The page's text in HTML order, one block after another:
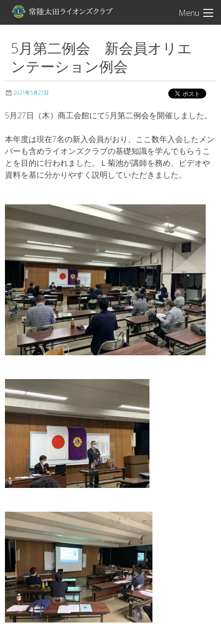
Menu
常陸太田ライオン
5月第二例会 新会員オリエ
ンテーション例会
2021年5月27日
5月27日（木）商工会館にて5月第二例会を開催しました。
本年度は現在7名の新入会員がおり、ここ数年入会したメン
バーも含めライオンズクラブの基礎知識を学んでもらうこ
とを目的に行われました。Ｌ菊池が講師を務め、ビデオや
資料を基に分かりやすく説明していただきました。